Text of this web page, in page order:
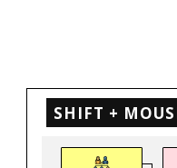
SHIFT +